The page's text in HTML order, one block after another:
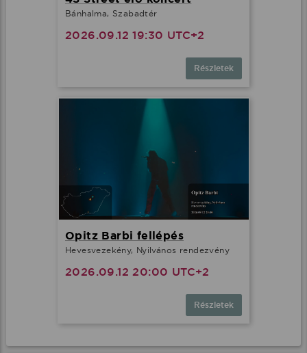
Bánhalma, Szabadtér
2026.09.12 19:30 UTC+2
Részletek
Opitz Barbi fellépés
Hevesvezekény, Nyilvános rendezvény
2026.09.12 20:00 UTC+2
Részletek